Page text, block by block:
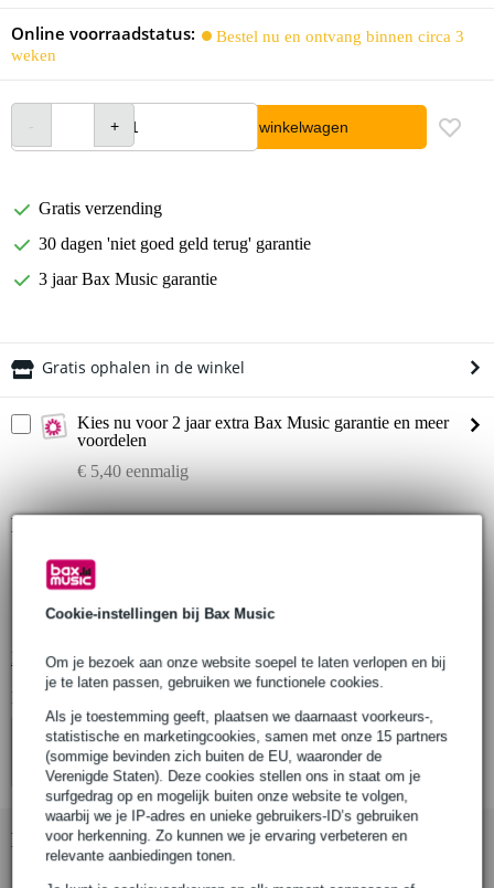
Cookie-instellingen bij Bax Music
Om je bezoek aan onze website soepel te laten verlopen en bij
je te laten passen, gebruiken we functionele cookies.
Als je toestemming geeft, plaatsen we daarnaast voorkeurs-,
statistische en marketingcookies, samen met onze 15 partners
(sommige bevinden zich buiten de EU, waaronder de
Verenigde Staten). Deze cookies stellen ons in staat om je
surfgedrag op en mogelijk buiten onze website te volgen,
waarbij we je IP-adres en unieke gebruikers-ID’s gebruiken
voor herkenning. Zo kunnen we je ervaring verbeteren en
relevante aanbiedingen tonen.
Online voorraadstatus:
Bestel nu en ontvang binnen circa 3
weken
In winkelwagen
Gratis verzending
30 dagen 'niet goed geld terug' garantie
3 jaar Bax Music garantie
Gratis ophalen in de winkel
Kies nu voor 2 jaar extra Bax Music garantie en meer
voordelen
€ 5,40 eenmalig
Productinformatie
DT 32/2-025 black
DT32/2 truss-ladder 0.25 meter
afmetingen (LxBxH): 250 x 290 x 50 mm
Bekijk alle productspecificaties
Bekijk ook eens (4)
Bekijk ook eens (11)